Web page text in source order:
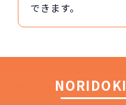
できます。
NORIDOKI